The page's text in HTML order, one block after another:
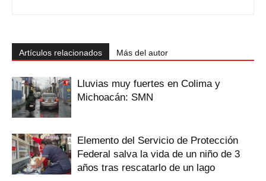
Artículos relacionados Más del autor
Lluvias muy fuertes en Colima y
Michoacán: SMN
Elemento del Servicio de Protección
Federal salva la vida de un niño de 3
años tras rescatarlo de un lago